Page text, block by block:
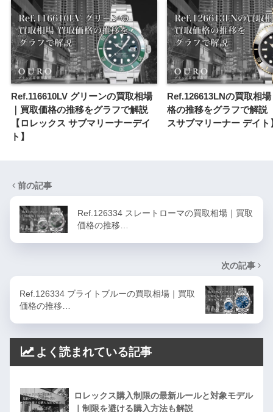
Ref.116610LV グリーンの買取相場
｜買取価格の推移をグラフで解説
【ロレックス サブマリーナーデイ
ト】
Ref.126613LNの買取相
格の推移をグラフで解説
スサブマリーナー デイト
前の記事
Ref.126334 スレートローマの買取相場｜買取
価格の推移…
次の記事
Ref.126334 ブライトブルーの買取相場｜買取
価格の推移…
よく読まれている記事
ロレックス購入制限の最新ルールと対象モデル
｜制限を避ける購入方法も解説